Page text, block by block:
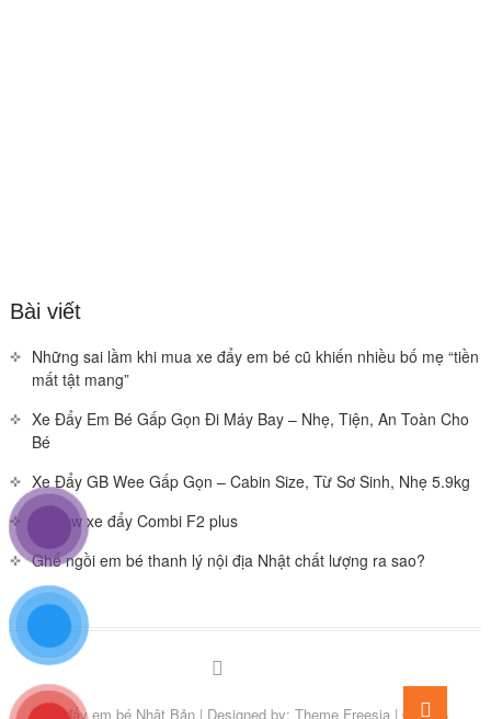
Bài viết
Những sai lầm khi mua xe đẩy em bé cũ khiến nhiều bố mẹ “tiền
mất tật mang”
Xe Đẩy Em Bé Gấp Gọn Đi Máy Bay – Nhẹ, Tiện, An Toàn Cho
Bé
Xe Đẩy GB Wee Gấp Gọn – Cabin Size, Từ Sơ Sinh, Nhẹ 5.9kg
Review xe đẩy Combi F2 plus
Ghế ngồi em bé thanh lý nội địa Nhật chất lượng ra sao?
Xe đẩy em bé Nhật Bản| Designed by: Theme Freesia | © 2026
Go